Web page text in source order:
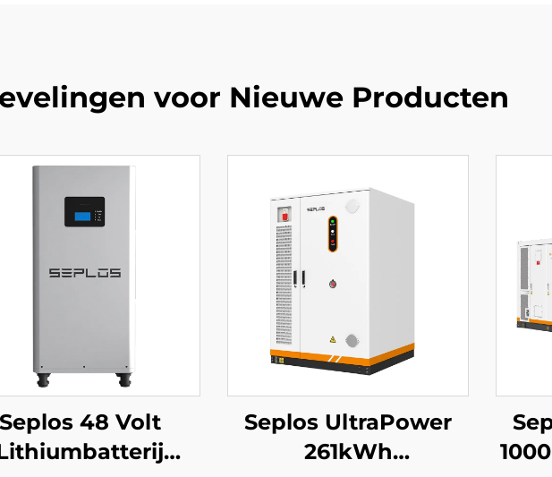
voor Nieuwe Producten
Seplos 48 Volt
Seplos UltraPower
261kWh